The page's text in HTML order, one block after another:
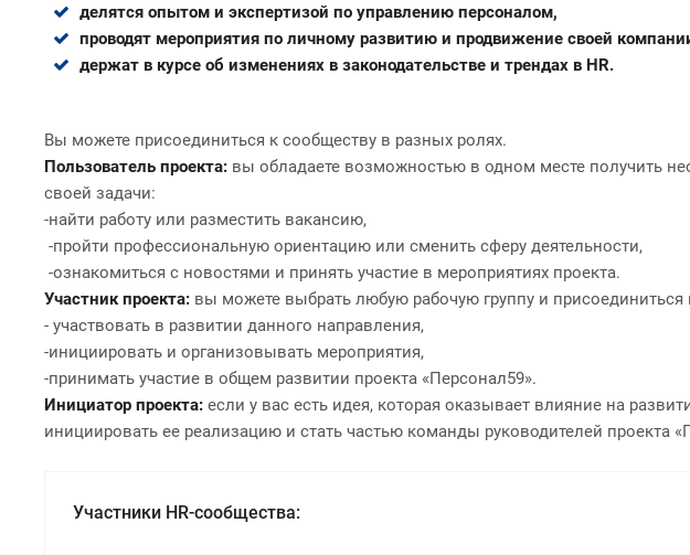
делятся опытом и экспертизой по управлению персоналом,
проводят мероприятия по личному развитию и продвижение своей
держат в курсе об изменениях в законодательстве и трендах в HR.
Вы можете присоединиться к сообществу в разных ролях.
Пользователь проекта: вы обладаете возможностью в одном месте получить
своей задачи:
-найти работу или разместить вакансию,
-пройти профессиональную ориентацию или сменить сферу деятельности,
-ознакомиться с новостями и принять участие в мероприятиях проекта.
Участник проекта: вы можете выбрать любую рабочую группу и присоединиться
- участвовать в развитии данного направления,
-инициировать и организовывать мероприятия,
-принимать участие в общем развитии проекта «Персонал59».
Инициатор проекта: если у вас есть идея, которая оказывает влияние на
инициировать ее реализацию и стать частью команды руководителей проекта
Участники HR-сообщества: